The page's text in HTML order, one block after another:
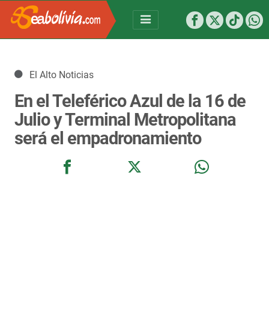
Detalles
El Alto Noticias
En el Teleférico Azul de la 16 de
Julio y Terminal Metropolitana
será el empadronamiento